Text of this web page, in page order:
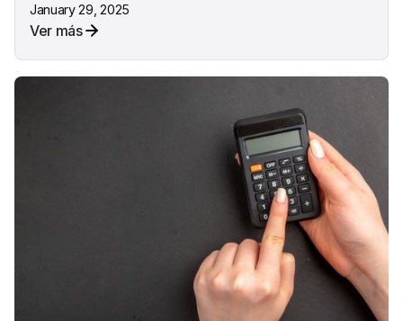
January 29, 2025
Ver más